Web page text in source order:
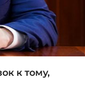
к тому,